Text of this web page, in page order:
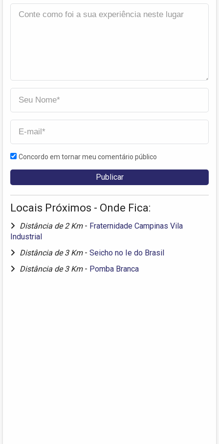
Concordo em tornar meu comentário público
Locais Próximos - Onde Fica:
Distância de 2 Km - Fraternidade Campinas Vila
Industrial
Distância de 3 Km - Seicho no Ie do Brasil
Distância de 3 Km - Pomba Branca